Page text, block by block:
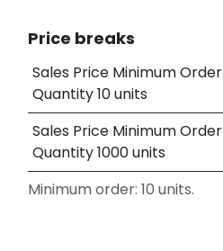
Price breaks
Sales Price Minimum Order
Quantity 10 units
Sales Price Minimum Order
Quantity 1000 units
Minimum order: 10 units.